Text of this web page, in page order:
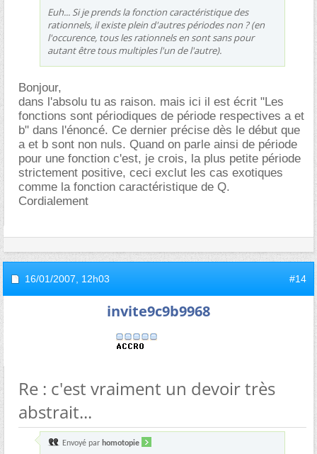
Euh... Si je prends la fonction caractéristique des
rationnels, il existe plein d'autres périodes non ? (en
l'occurence, tous les rationnels en sont sans pour
autant être tous multiples l'un de l'autre).
Bonjour,
dans l'absolu tu as raison. mais ici il est écrit "Les
fonctions sont périodiques de période respectives a et
b" dans l'énoncé. Ce dernier précise dès le début que
a et b sont non nuls. Quand on parle ainsi de période
pour une fonction c'est, je crois, la plus petite période
strictement positive, ceci exclut les cas exotiques
comme la fonction caractéristique de Q.
Cordialement
16/01/2007, 12h03 #14
invite9c9b9968
Re : c'est vraiment un devoir très
abstrait...
Envoyé par homotopie